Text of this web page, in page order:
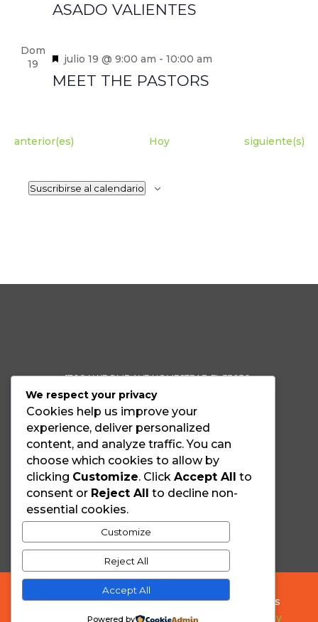
ASADO VALIENTES
Dom
19
MEET THE PASTORS
Destacado
julio 19 @ 9:00 am - 10:00 am
Eventos
anterior(es) Hoy Eventos
siguiente(s)
Suscribirse al calendario
1700 N KROME AVE HOMESTEAD,FL 33030
INFO@PURPOSECHURCH.US
+1 305-814-8337
© 2026 • Purpose Church • Todos los Derechos
Reservados •Política de Privacidad Términos y
We respect your privacy
Cookies help us improve your
experience, deliver personalized
content, and analyze traffic. You can
choose which cookies to allow by
clicking Customize. Click Accept All to
consent or Reject All to decline non-
essential cookies.
Customize
Reject All
Accept All
Powered by